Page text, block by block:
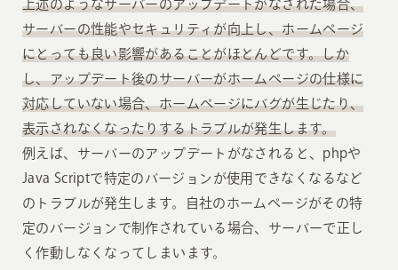
上述のようなサーバーのアップデートがなされた場合、
サーバーの性能やセキュリティが向上し、ホームページ
にとっても良い影響があることがほとんどです。しか
し、アップデート後のサーバーがホームページの仕様に
対応していない場合、ホームページにバグが生じたり、
表示されなくなったりするトラブルが発生します。
例えば、サーバーのアップデートがなされると、phpや
Java Scriptで特定のバージョンが使用できなくなるなど
のトラブルが発生します。自社のホームページがその特
定のバージョンで制作されている場合、サーバーで正し
く作動しなくなってしまいます。